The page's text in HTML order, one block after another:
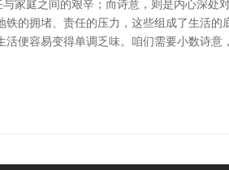
家庭之间的艰辛；而诗意，则是内心深处
的拥堵、责任的压力，这些组成了生活的
便容易变得单调乏味。咱们需要小数诗意